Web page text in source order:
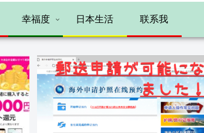
幸福度 日本生活 联系我